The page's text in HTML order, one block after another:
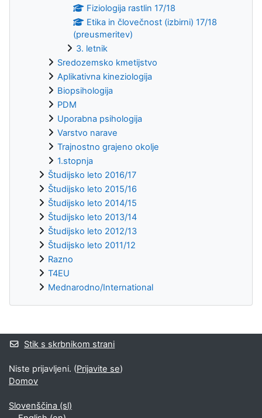
Fiziologija rastlin 17/18
Etika in človečnost (izbirni) 17/18
(preusmeritev)
3. letnik
Sredozemsko kmetijstvo
Aplikativna kineziologija
Biopsihologija
PDM
Uporabna psihologija
Varstvo narave
Trajnostno grajeno okolje
1.stopnja
Študijsko leto 2016/17
Študijsko leto 2015/16
Študijsko leto 2014/15
Študijsko leto 2013/14
Študijsko leto 2012/13
Študijsko leto 2011/12
Razno
T4EU
Mednarodno/International
Supplementary blocks
Stik s skrbnikom strani
Niste prijavljeni. (Prijavite se)
Domov
Slovenščina ‎(sl)‎